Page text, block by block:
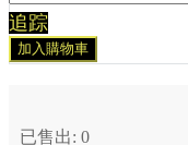
追踪
加入購物車
已售出: 0